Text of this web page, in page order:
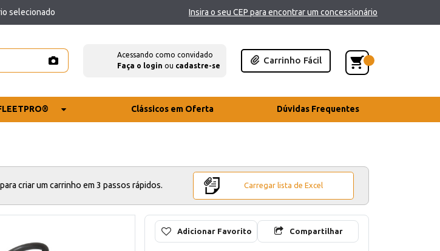
selecionado Insira o seu CEP para encontrar um concessionário
Acessando como convidado
Faça o login ou cadastre-se
Carrinho Fácil
Clássicos em Oferta Dúvidas Frequentes
criar um carrinho em 3 passos rápidos. Carregar lista de Excel
Adicionar Favorito Compartilhar